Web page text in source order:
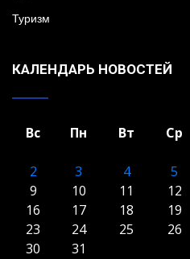
Туризм
КАЛЕНДАРЬ НОВОСТЕЙ
Вс Пн Вт Ср
2
3 4 5
9
10 11 12
16
17 18 19
23
24 25 26
30
31